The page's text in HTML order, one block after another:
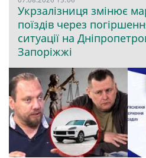
Укрзалізниця змінює
поїздів через
ситуації на
Запоріжжі